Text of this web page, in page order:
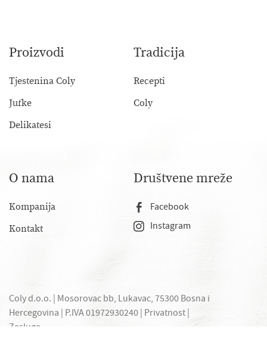
Proizvodi
Tjestenina Coly
Jufke
Delikatesi
Tradicija
Recepti
Coly
O nama
Kompanija
Kontakt
Društvene mreže
Facebook
Instagram
Coly d.o.o. | Mosorovac bb, Lukavac, 75300 Bosna i
Hercegovina | P.IVA 01972930240 | Privatnost |
Zasluge